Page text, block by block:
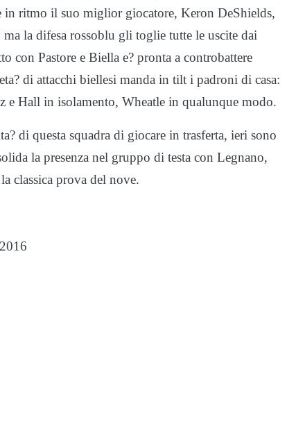
in ritmo il suo miglior giocatore, Keron DeShields,
la difesa rossoblu gli toglie tutte le uscite dai
con Pastore e Biella e? pronta a controbattere
di attacchi biellesi manda in tilt i padroni di casa:
e Hall in isolamento, Wheatle in qualunque modo.
di questa squadra di giocare in trasferta, ieri sono
la presenza nel gruppo di testa con Legnano,
classica prova del nove.